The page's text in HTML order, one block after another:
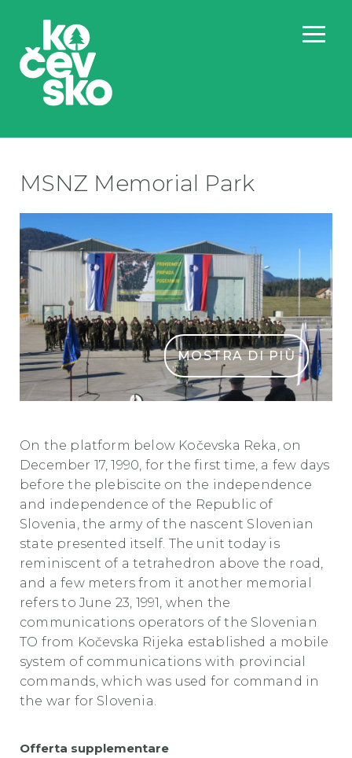
MSNZ Memorial Park
MOSTRA DI PIÙ
On the platform below Kočevska Reka, on
December 17, 1990, for the first time, a few days
before the plebiscite on the independence
and independence of the Republic of
Slovenia, the army of the nascent Slovenian
state presented itself. The unit today is
reminiscent of a tetrahedron above the road,
and a few meters from it another memorial
refers to June 23, 1991, when the
communications operators of the Slovenian
TO from Kočevska Rijeka established a mobile
system of communications with provincial
commands, which was used for command in
the war for Slovenia.
Offerta supplementare